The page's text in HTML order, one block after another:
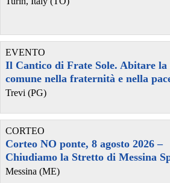
EVENTO
Il Cantico di Frate Sole. Abitare la
comune nella fraternità e nella
Trevi (PG)
CORTEO
Corteo NO ponte, 8 agosto 2026 –
Chiudiamo la Stretto di Messina
Messina (ME)